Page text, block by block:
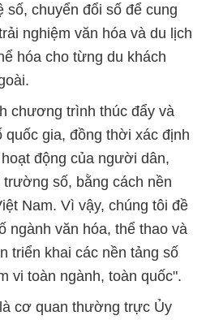
số, chuyển đổi số để cung
nghiệm văn hóa và du lịch
hóa cho từng du khách
chương trình thúc đẩy và
gia, đồng thời xác định
động của người dân,
số, bằng cách nền
Nam. Vì vậy, chúng tôi đề
ngành văn hóa, thể thao và
triển khai các nền tảng số
vi toàn ngành, toàn quốc".
cơ quan thường trực Ủy